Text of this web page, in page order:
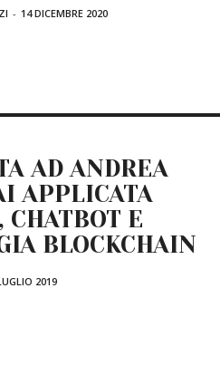
- 14 DICEMBRE 2020
AD ANDREA
APPLICATA
CHATBOT E
BLOCKCHAIN
2019